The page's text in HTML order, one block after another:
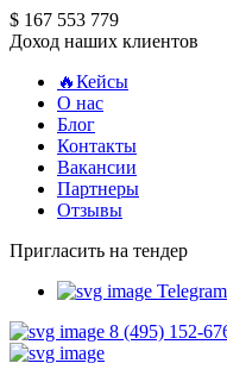
$ 167 553 779
Доход наших клиентов
🔥Кейсы
О нас
Блог
Контакты
Вакансии
Партнеры
Отзывы
Пригласить на тендер
Telegram
8 (495) 152-